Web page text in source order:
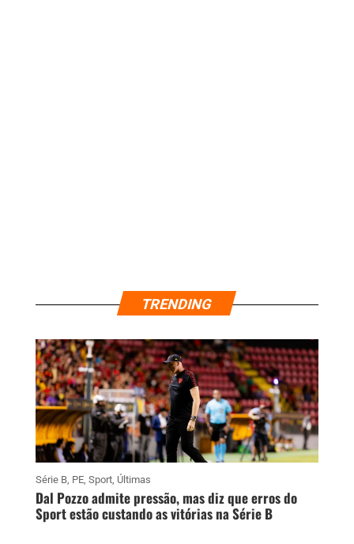
TRENDING
Série B, PE, Sport, Últimas
Dal Pozzo admite pressão, mas diz que erros do
Sport estão custando as vitórias na Série B